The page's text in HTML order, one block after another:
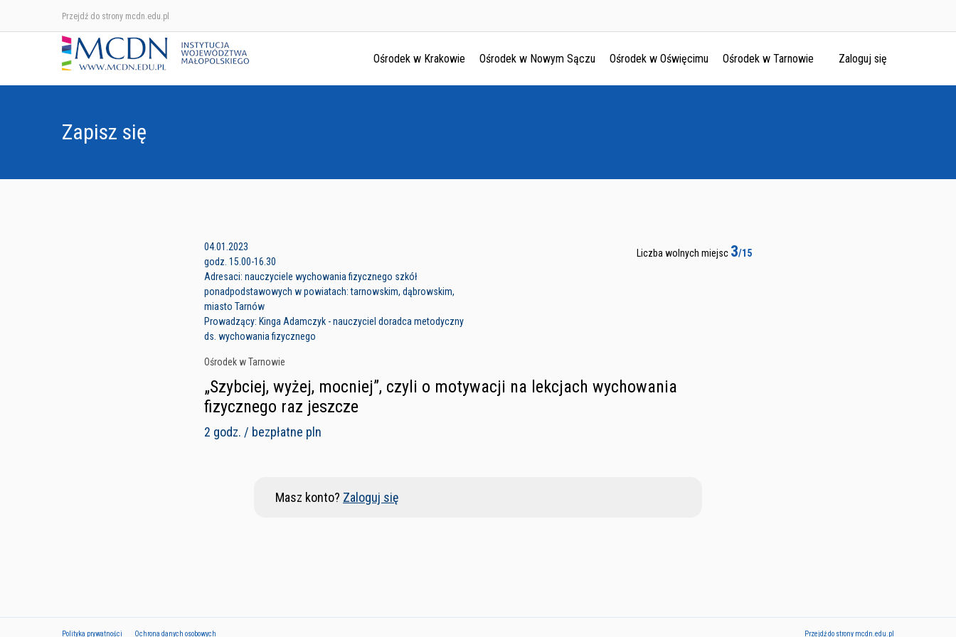
Przejdź do strony mcdn.edu.pl
Ośrodek w Krakowie Ośrodek w Nowym Sączu Ośrodek w Oświęcimu Ośrodek w Tarnowie Zaloguj się
Zapisz się
04.01.2023
godz. 15.00-16.30
Adresaci: nauczyciele wychowania fizycznego szkół
ponadpodstawowych w powiatach: tarnowskim, dąbrowskim,
miasto Tarnów
Prowadzący: Kinga Adamczyk - nauczyciel doradca metodyczny
ds. wychowania fizycznego
Ośrodek w Tarnowie
Liczba wolnych miejsc 3/15
„Szybciej, wyżej, mocniej”, czyli o motywacji na lekcjach wychowania
fizycznego raz jeszcze
2 godz. / bezpłatne pln
Masz konto? Zaloguj się
Polityka prywatności Ochrona danych osobowych Przejdź do strony mcdn.edu.pl
Ośrodek w Krakowie